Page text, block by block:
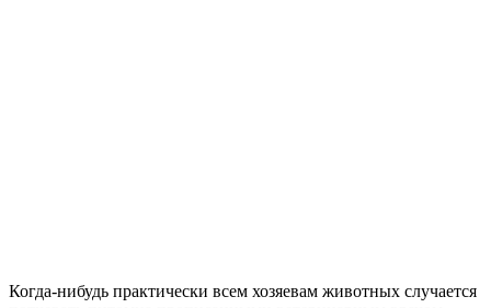
Когда-нибудь практически всем хозяевам животных случается